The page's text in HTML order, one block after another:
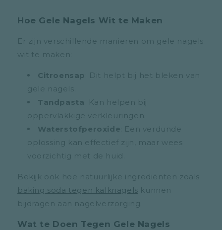
Hoe Gele Nagels Wit te Maken
Er zijn verschillende manieren om gele nagels
wit te maken:
Citroensap
: Dit helpt bij het bleken van
gele nagels.
Tandpasta : Kan helpen bij
oppervlakkige verkleuringen.
Waterstofperoxide : Een verdunde
oplossing kan effectief zijn, maar wees
voorzichtig met de huid.
Bekijk ook hoe natuurlijke ingrediënten zoals
baking soda tegen kalknagels kunnen
bijdragen aan nagelverzorging.
Wat te Doen Tegen Gele Nagels